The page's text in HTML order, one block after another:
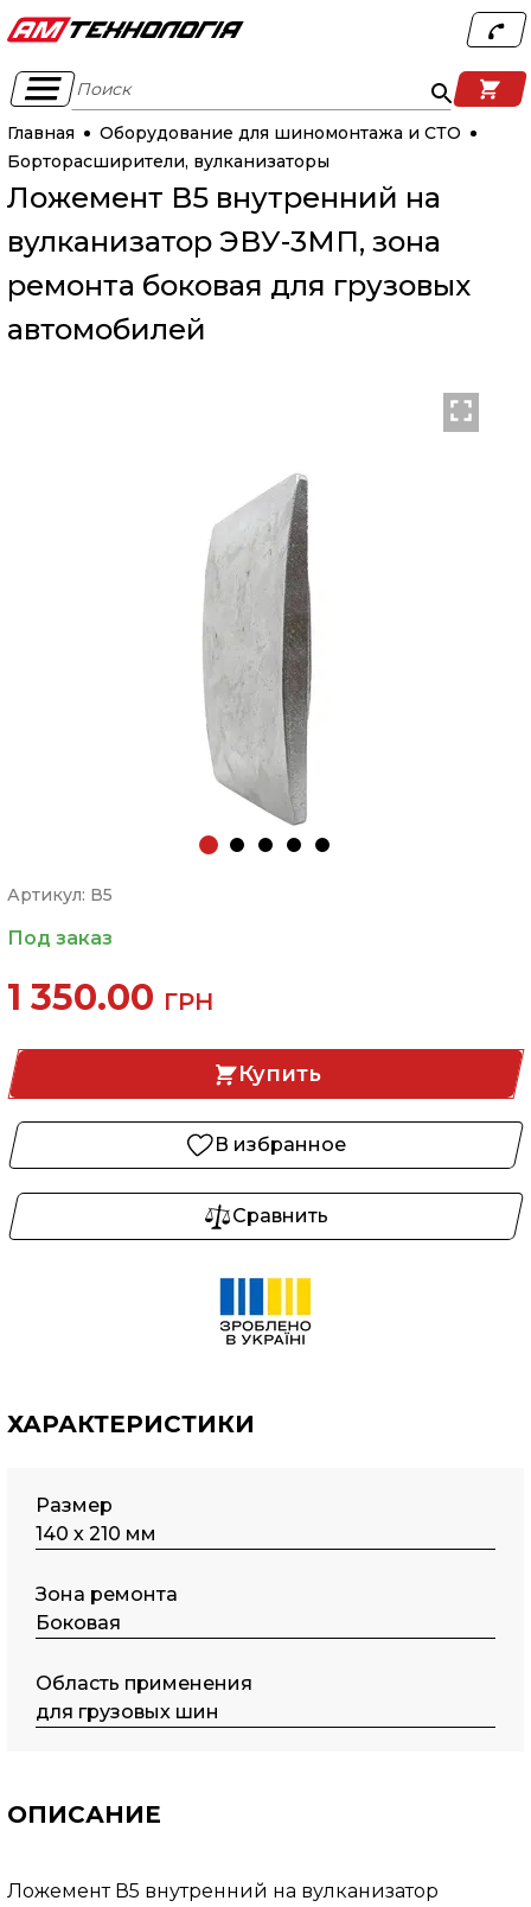
Поиск
Главная
Оборудование для шиномонтажа и СТО
Борторасширители, вулканизаторы
Ложемент В5 внутренний на
вулканизатор ЭВУ-3МП, зона
ремонта боковая для грузовых
автомобилей
Артикул: В5
Под заказ
1 350.00 ГРН
Купить
В избранное
Сравнить
ХАРАКТЕРИСТИКИ
Размер
140 х 210 мм
Зона ремонта
Боковая
Область применения
для грузовых шин
ОПИСАНИЕ
Ложемент В5 внутренний на вулканизатор